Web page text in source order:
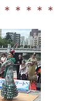
＊＊＊＊